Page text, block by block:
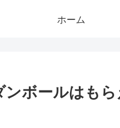
ホーム
ンボールはも